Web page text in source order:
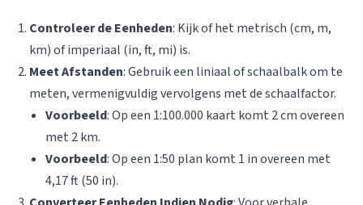
Controleer de Eenheden: Kijk of het metrisch (cm, m,
km) of imperiaal (in, ft, mi) is.
Meet Afstanden: Gebruik een liniaal of schaalbalk om te
meten, vermenigvuldig vervolgens met de schaalfactor.
Voorbeeld: Op een 1:100.000 kaart komt 2 cm overeen
met 2 km.
Voorbeeld: Op een 1:50 plan komt 1 in overeen met
4,17 ft (50 in).